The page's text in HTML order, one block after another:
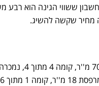
מחיר שקשה להשיג.